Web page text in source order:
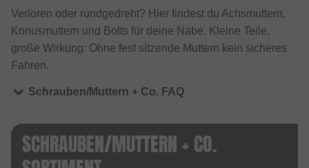
Verloren oder rundgedreht? Hier findest du Achsmuttern,
Konusmuttern und Bolts für deine Nabe. Kleine Teile,
große Wirkung: Ohne fest sitzende Muttern kein sicheres
Fahren.
Schrauben/Muttern + Co. FAQ
SCHRAUBEN/MUTTERN + CO.